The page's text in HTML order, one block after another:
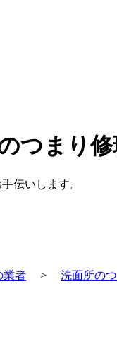
つまり
伝いします。
業者 > 洗面所の